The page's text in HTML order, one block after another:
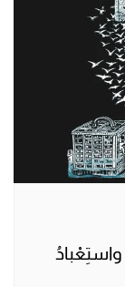
واستِعْبادُ